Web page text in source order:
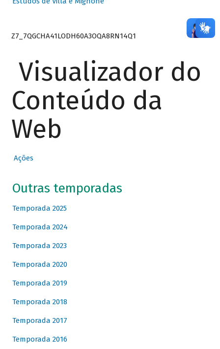
Z7_7QGCHA41LODH60A3OQA8RN14Q1
Visualizador do
Conteúdo da
Web
Ações
Outras temporadas
Temporada 2025
Temporada 2024
Temporada 2023
Temporada 2020
Temporada 2019
Temporada 2018
Temporada 2017
Temporada 2016